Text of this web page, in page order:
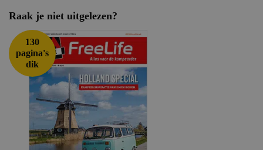
Raak je niet uitgelezen?
130
pagina's
dik